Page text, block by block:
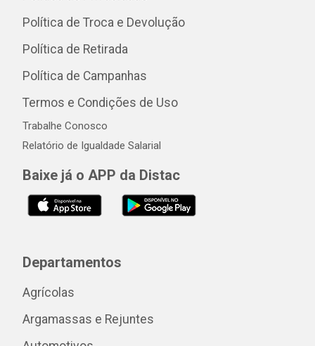
Política de Troca e Devolução
Política de Retirada
Política de Campanhas
Termos e Condições de Uso
Trabalhe Conosco
Relatório de Igualdade Salarial
Baixe já o APP da Distac
Departamentos
Agrícolas
Argamassas e Rejuntes